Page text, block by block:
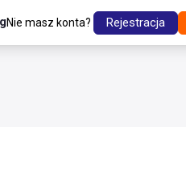
Nie masz konta? Rejestracja